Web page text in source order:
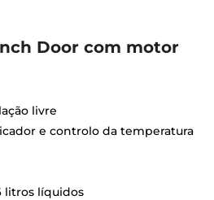
Door com motor
livre
e controlo da temperatura
litros líquidos